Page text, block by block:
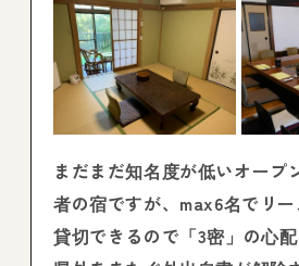
まだまだ知名度が低いオープ
者の宿ですが、max6名でリ
貸切できるので「3密」の心配